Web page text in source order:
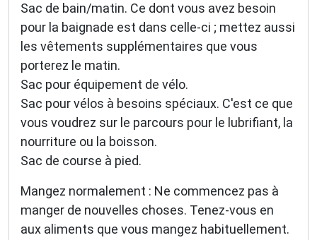
Sac de bain/matin. Ce dont vous avez besoin
pour la baignade est dans celle-ci ; mettez aussi
les vêtements supplémentaires que vous
porterez le matin.
Sac pour équipement de vélo.
Sac pour vélos à besoins spéciaux. C'est ce que
vous voudrez sur le parcours pour le lubrifiant, la
nourriture ou la boisson.
Sac de course à pied.
Mangez normalement : Ne commencez pas à
manger de nouvelles choses. Tenez-vous en
aux aliments que vous mangez habituellement.